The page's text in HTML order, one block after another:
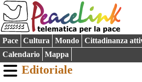
Pace Cultura Mondo Cittadinanza
Calendario
Mappa
Editoriale